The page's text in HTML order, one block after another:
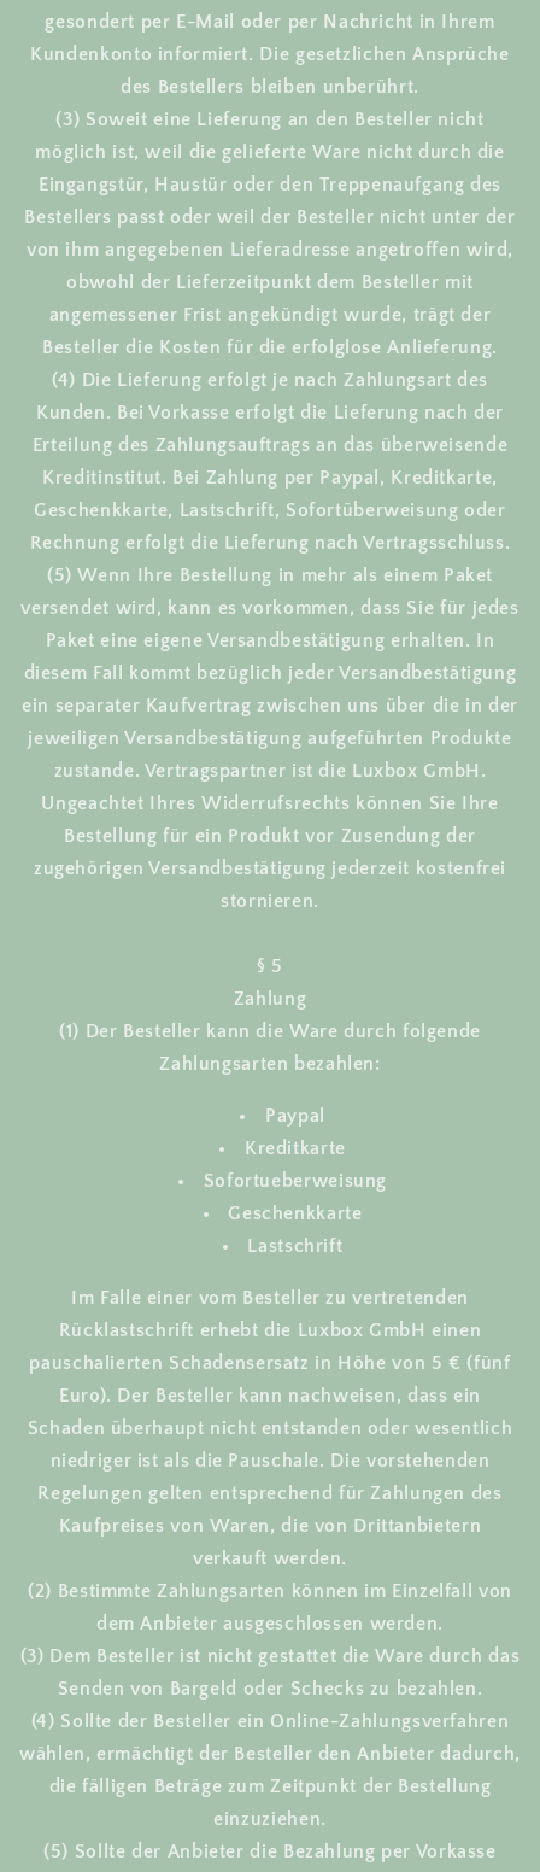
gesondert per E-Mail oder per Nachricht in Ihrem
Kundenkonto informiert. Die gesetzlichen Ansprüche
des Bestellers bleiben unberührt.
(3) Soweit eine Lieferung an den Besteller nicht
möglich ist, weil die gelieferte Ware nicht durch die
Eingangstür, Haustür oder den Treppenaufgang des
Bestellers passt oder weil der Besteller nicht unter der
von ihm angegebenen Lieferadresse angetroffen wird,
obwohl der Lieferzeitpunkt dem Besteller mit
angemessener Frist angekündigt wurde, trägt der
Besteller die Kosten für die erfolglose Anlieferung.
(4) Die Lieferung erfolgt je nach Zahlungsart des
Kunden. Bei Vorkasse erfolgt die Lieferung nach der
Erteilung des Zahlungsauftrags an das überweisende
Kreditinstitut. Bei Zahlung per Paypal, Kreditkarte,
Geschenkkarte, Lastschrift, Sofortüberweisung oder
Rechnung erfolgt die Lieferung nach Vertragsschluss.
(5) Wenn Ihre Bestellung in mehr als einem Paket
versendet wird, kann es vorkommen, dass Sie für jedes
Paket eine eigene Versandbestätigung erhalten. In
diesem Fall kommt bezüglich jeder Versandbestätigung
ein separater Kaufvertrag zwischen uns über die in der
jeweiligen Versandbestätigung aufgeführten Produkte
zustande. Vertragspartner ist die Luxbox GmbH.
Ungeachtet Ihres Widerrufsrechts können Sie Ihre
Bestellung für ein Produkt vor Zusendung der
zugehörigen Versandbestätigung jederzeit kostenfrei
stornieren.
§ 5
Zahlung
(1) Der Besteller kann die Ware durch folgende
Zahlungsarten bezahlen:
Paypal
Kreditkarte
Sofortueberweisung
Geschenkkarte
Lastschrift
Im Falle einer vom Besteller zu vertretenden
Rücklastschrift erhebt die Luxbox GmbH einen
pauschalierten Schadensersatz in Höhe von 5 € (fünf
Euro). Der Besteller kann nachweisen, dass ein
Schaden überhaupt nicht entstanden oder wesentlich
niedriger ist als die Pauschale. Die vorstehenden
Regelungen gelten entsprechend für Zahlungen des
Kaufpreises von Waren, die von Drittanbietern
verkauft werden.
(2) Bestimmte Zahlungsarten können im Einzelfall von
dem Anbieter ausgeschlossen werden.
(3) Dem Besteller ist nicht gestattet die Ware durch das
Senden von Bargeld oder Schecks zu bezahlen.
(4) Sollte der Besteller ein Online-Zahlungsverfahren
wählen, ermächtigt der Besteller den Anbieter dadurch,
die fälligen Beträge zum Zeitpunkt der Bestellung
einzuziehen.
(5) Sollte der Anbieter die Bezahlung per Vorkasse